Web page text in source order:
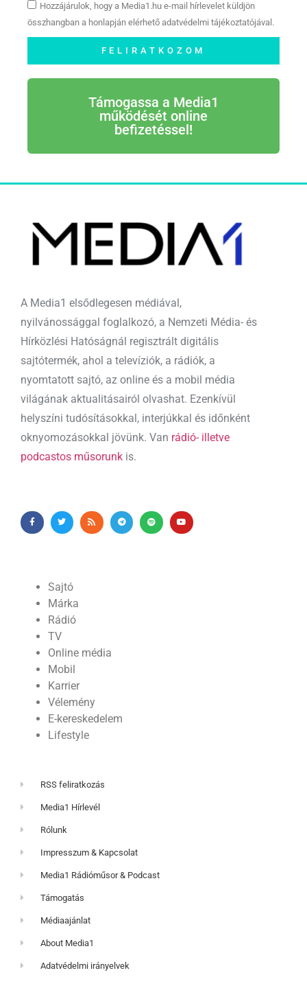
Hozzájárulok, hogy a Media1.hu e-mail hírlevelet küldjön
összhangban a honlapján elérhető adatvédelmi tájékoztatójával.
FELIRATKOZOM
Támogassa a Media1
működését online
befizetéssel!
A Media1 elsődlegesen médiával,
nyilvánossággal foglalkozó, a Nemzeti Média- és
Hírközlési Hatóságnál regisztrált digitális
sajtótermék, ahol a televíziók, a rádiók, a
nyomtatott sajtó, az online és a mobil média
világának aktualitásairól olvashat. Ezenkívül
helyszíni tudósításokkal, interjúkkal és időnként
oknyomozásokkal jövünk. Van rádió- illetve
podcastos műsorunk is.
Sajtó
Márka
Rádió
TV
Online média
Mobil
Karrier
Vélemény
E-kereskedelem
Lifestyle
RSS feliratkozás
Media1 Hírlevél
Rólunk
Impresszum & Kapcsolat
Media1 Rádióműsor & Podcast
Támogatás
Médiaajánlat
About Media1
Adatvédelmi irányelvek